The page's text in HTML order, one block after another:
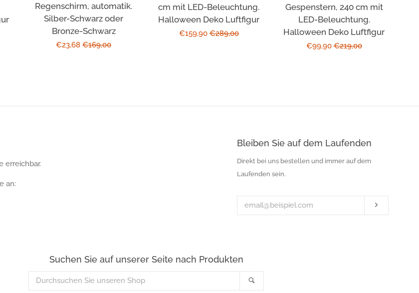
Regenschirm, automatik.
Silber-Schwarz oder
Bronze-Schwarz
Sonderpreis
€23,68 Normaler
€169,00
cm mit LED-Beleuchtung.
Halloween Deko Luftfigur
Sonderpreis
€159,90Normaler
€289,00
Gespenstern, 240 cm mit
LED-Beleuchtung.
Halloween Deko Luftfigur
Sonderpreis
€99,90Normaler
€219,00
erreichbar.
an:
Bleiben Sie auf dem Laufenden
Ihre
E-
Adresse
Direkt bei uns bestellen und immer auf dem
Laufenden sein.
Suchen Sie auf unserer Seite nach Produkten
Durchsuchen
Sie